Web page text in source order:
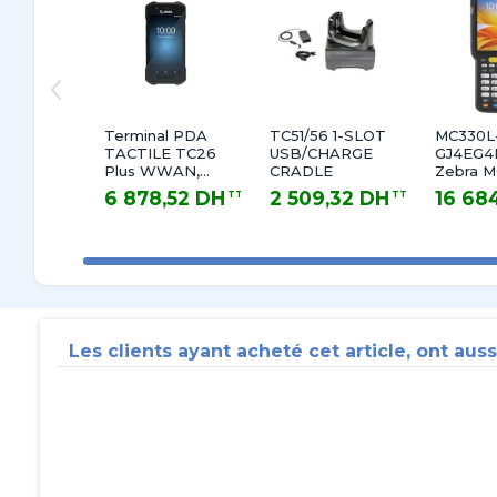
Terminal PDA
TACTILE TC26
Plus WWAN,
SE4710, RFC
13MP, 3 Go/32
E/S 2 BROCHES
6 878,52 DH TTC
TC51/56 1-SLOT
USB/CHARGE
CRADLE
2 509,32 DH TTC
Zebra
pixels
16
Les clients ayant acheté cet article, ont